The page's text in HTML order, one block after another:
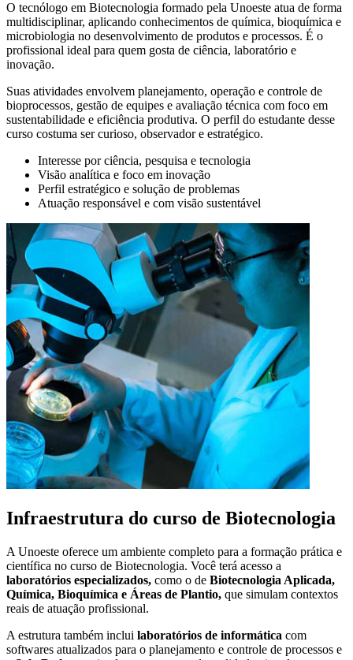
O tecnólogo em Biotecnologia formado pela Unoeste atua de forma
multidisciplinar, aplicando conhecimentos de química, bioquímica e
microbiologia no desenvolvimento de produtos e processos. É o
profissional ideal para quem gosta de ciência, laboratório e
inovação.
Suas atividades envolvem planejamento, operação e controle de
bioprocessos, gestão de equipes e avaliação técnica com foco em
sustentabilidade e eficiência produtiva. O perfil do estudante desse
curso costuma ser curioso, observador e estratégico.
Interesse por ciência, pesquisa e tecnologia
Visão analítica e foco em inovação
Perfil estratégico e solução de problemas
Atuação responsável e com visão sustentável
Infraestrutura do curso de Biotecnologia
A Unoeste oferece um ambiente completo para a formação prática e
científica no curso de Biotecnologia. Você terá acesso a
laboratórios especializados, como o de Biotecnologia Aplicada,
Química, Bioquímica e Áreas de Plantio, que simulam contextos
reais de atuação profissional.
A estrutura também inclui laboratórios de informática com
softwares atualizados para o planejamento e controle de processos e